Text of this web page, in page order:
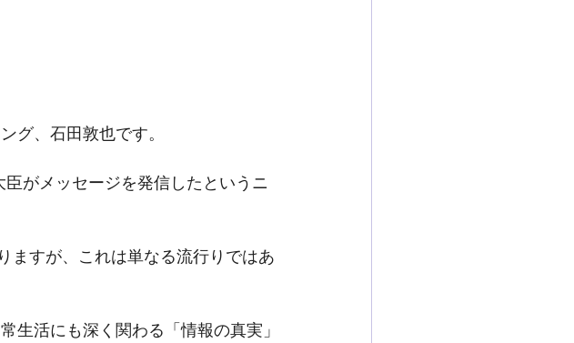
グ、石田敦也です。
がメッセージを発信したというニ
ますが、これは単なる流行りではあ
生活にも深く関わる「情報の真実」